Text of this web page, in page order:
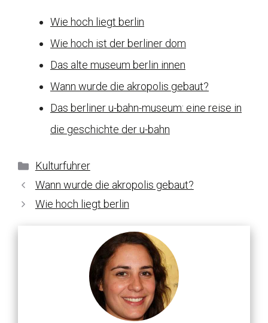
Wie hoch liegt berlin
Wie hoch ist der berliner dom
Das alte museum berlin innen
Wann wurde die akropolis gebaut?
Das berliner u-bahn-museum: eine reise in
die geschichte der u-bahn
Kategorien
Kulturfuhrer
Wann wurde die akropolis gebaut?
Wie hoch liegt berlin